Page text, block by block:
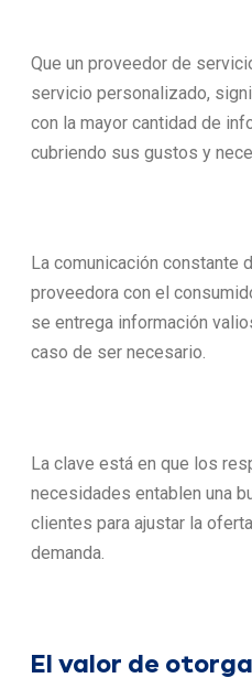
Que un proveedor de
servicio personalizado,
con la mayor cantidad de
cubriendo sus gustos y
La comunicación constante
proveedora con el
se entrega información
caso de ser necesario.
La clave está en que los
necesidades entablen una
clientes para ajustar la
demanda.
El valor de